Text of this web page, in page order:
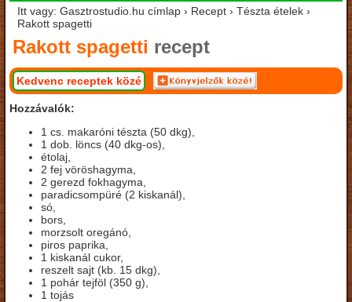
Itt vagy: Gasztrostudio.hu címlap › Recept › Tészta ételek ›
Rakott spagetti
Rakott spagetti recept
Kedvenc receptek közé
Hozzávalók:
1 cs. makaróni tészta (50 dkg),
1 dob. löncs (40 dkg-os),
étolaj,
2 fej vöröshagyma,
2 gerezd fokhagyma,
paradicsompüré (2 kiskanál),
só,
bors,
morzsolt oregánó,
piros paprika,
1 kiskanál cukor,
reszelt sajt (kb. 15 dkg),
1 pohár tejföl (350 g),
1 tojás